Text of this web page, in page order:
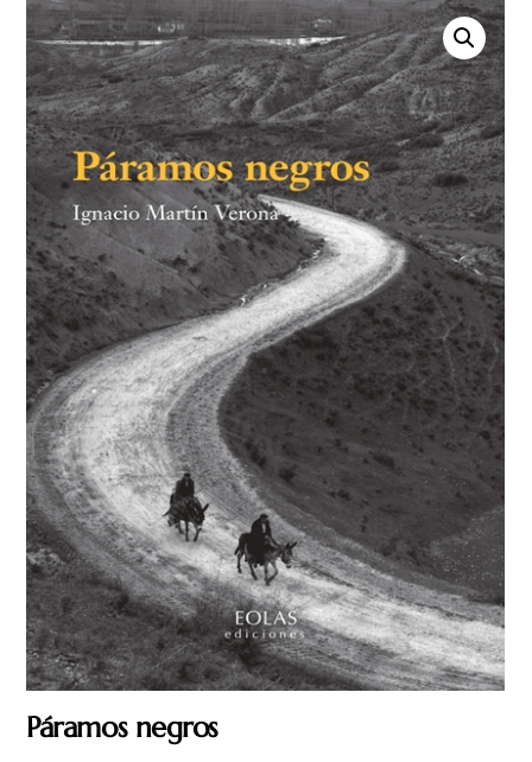
Páramos negros